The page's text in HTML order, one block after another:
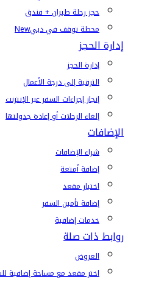
حجز رحلة طيران + فندق
محطة توقف في دبيNew
إدارة الحجز
إدارة الحجز
الترقية إلى درجة الأعمال
إنجاز إجراءات السفر عبر الإنترنت
إلغاء الرحلات أو إعادة جدولتها
الإضافات
شراء الإضافات
إضافة أمتعة
اختيار مقعد
إضافة تأمين السفر
خدمات إضافية
روابط ذات صلة
العروض
اختر مقعد مع مساحة إضافية